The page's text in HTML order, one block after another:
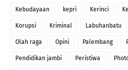
Kebudayaan kepri Kerinci
Korupsi Kriminal Labuhanbatu
Olah raga Opini Palembang
Pendidikan jambi Peristiwa